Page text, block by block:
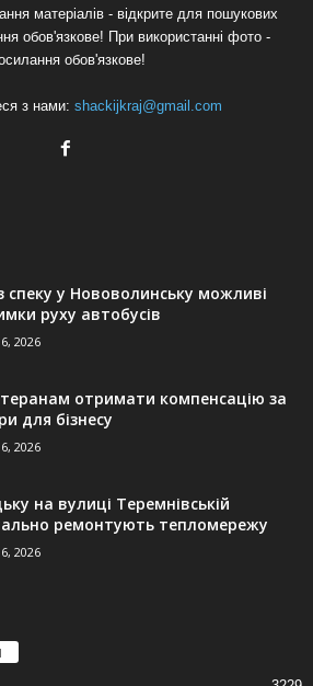
матеріалів - відкрите для пошукових
обов'язкове! При використанні фото -
обов'язкове!
з нами: shackijkraj@gmail.com
спеку у Нововолинську можливі
руху автобусів
2026
отримати компенсацію за
для бізнесу
2026
на вулиці Теремнівській
ремонтують тепломережу
2026